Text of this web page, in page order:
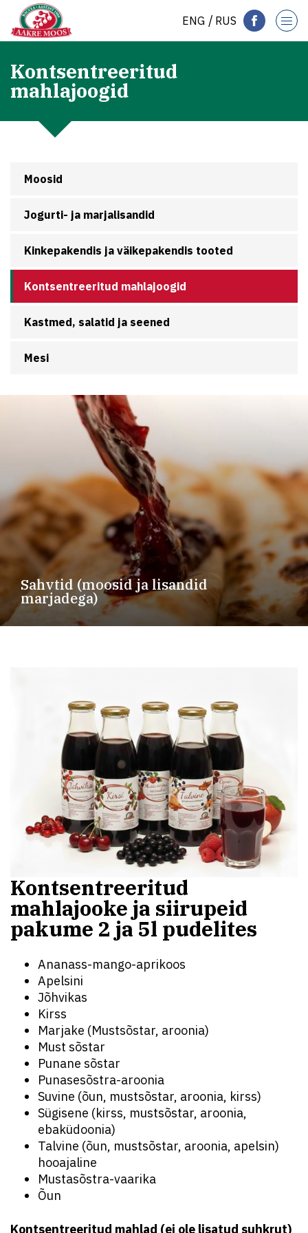
ENG RUS
Kontsentreeritud
mahlajoogid
Moosid
Jogurti- ja marjalisandid
Kinkepakendis ja väikepakendis tooted
Kontsentreeritud mahlajoogid
Kastmed, salatid ja seened
Mesi
Sahvtid (moosid ja lisandid
marjadega)
Kontsentreeritud
mahlajooke ja siirupeid
pakume 2 ja 5l pudelites
Ananass-mango-aprikoos
Apelsini
Jõhvikas
Kirss
Marjake (Mustsõstar, aroonia)
Must sõstar
Punane sõstar
Punasesõstra-aroonia
Suvine (õun, mustsõstar, aroonia, kirss)
Sügisene (kirss, mustsõstar, aroonia,
ebaküdoonia)
Talvine (õun, mustsõstar, aroonia, apelsin)
hooajaline
Mustasõstra-vaarika
Õun
Kontsentreeritud mahlad (ei ole lisatud suhkrut)